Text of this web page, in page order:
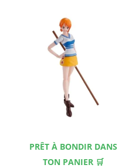
PRÊT À BONDIR DANS
TON PANIER 🛒